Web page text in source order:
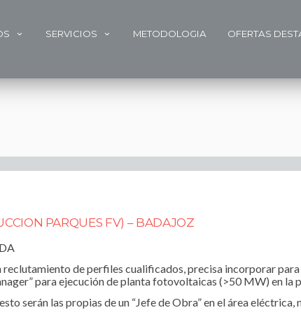
SERVICIOS METODOLOGIA OFERTAS
PARQUES FV) – BADAJOZ
de perfiles cualificados, precisa incorporar
para ejecución de planta fotovoltaicas (>50 MW) en la
serán las propias de un “Jefe de Obra” en el área eléctrica,